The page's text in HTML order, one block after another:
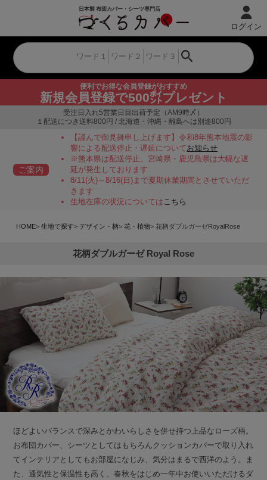
便利でお得な会員登録がおすすめ
新規会員登録で500㌽プレゼント
ログイン
受注日入れ5営業日目出荷予定（AM9時〆）
１配送につき送料800円 / 北海道・沖縄・離島へは別途800円
ご案内
【謹んで御見舞申し上げます】令和8年熊本地震の影
響による配送停止・遅延についてお知らせ
※熊本県は配送停止、宮崎県・鹿児島県は大幅な遅
延が発生しております
8/11(火)～8/16(日)まで夏期休業期間とさせていただ
きます
生地在庫の状況についてはこちら
HOME 生地で探す デザイン・柄 花・植物 花柄ダブルガーゼRoyalRose
花柄ダブルガーゼ Royal Rose
ほどよいバランスで深みとかわいらしさを併せ持つ上品なローズ柄。
お布団カバー、シーツとしてはもちろんクッションカバーで取り入れ
てインテリアとしてもお部屋になじみ、気分はまるで西洋のよう。ま
た、通気性と保温性も高く、春秋をはじめ一年中お使いいただけるダ